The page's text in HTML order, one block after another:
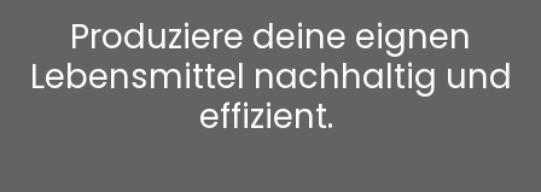
Produziere deine eignen
Lebensmittel nachhaltig und
effizient.